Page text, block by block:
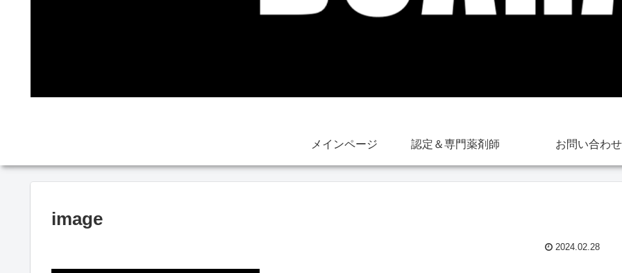
メインページ 認定＆専門薬剤師 お問い合わせ
image
2024.02.28